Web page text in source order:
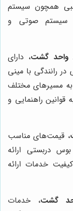
همچون سیستم
سیستم صوتی و
واحد گشت، دارای
در رانندگی با مینی
مسیرهای مختلف
قوانین راهنمایی و
، قیمت‌های مناسب
دربستی ارائه
خدمات ارائه
گشت، خدمات